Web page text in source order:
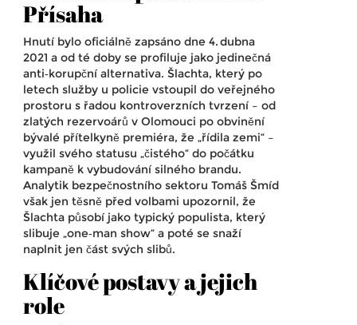
Přísaha
Hnutí bylo oficiálně zapsáno dne 4. dubna
2021 a od té doby se profiluje jako jedinečná
anti‑korupční alternativa. Šlachta, který po
letech služby u policie vstoupil do veřejného
prostoru s řadou kontroverzních tvrzení – od
zlatých rezervoárů v Olomouci po obvinění
bývalé přítelkyně premiéra, že „řídila zemi“ –
využil svého statusu „čistého“ do počátku
kampaně k vybudování silného brandu.
Analytik bezpečnostního sektoru Tomáš Šmíd
však jen těsně před volbami upozornil, že
Šlachta působí jako typický populista, který
slibuje „one‑man show“ a poté se snaží
naplnit jen část svých slibů.
Klíčové postavy a jejich
role